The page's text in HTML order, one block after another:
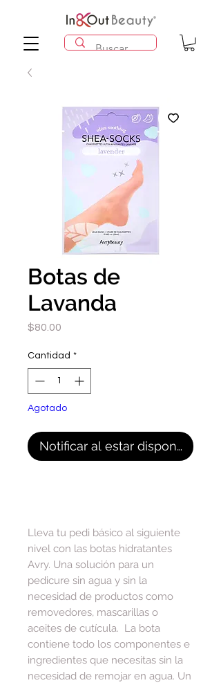
Botas de
Lavanda
$80.00
Cantidad *
Agotado
Notificar al estar disponible
Lleva tu pedi básico al siguiente
nivel con las botas hidratantes
Avry. Una solución para un
pedicure sin agua y sin la
necesidad de productos como
removedores, mascarillas o
aceites de cutícula. La bota
contiene todo los componentes e
ingredientes que necesitas sin la
necesidad de remojar en agua. Un